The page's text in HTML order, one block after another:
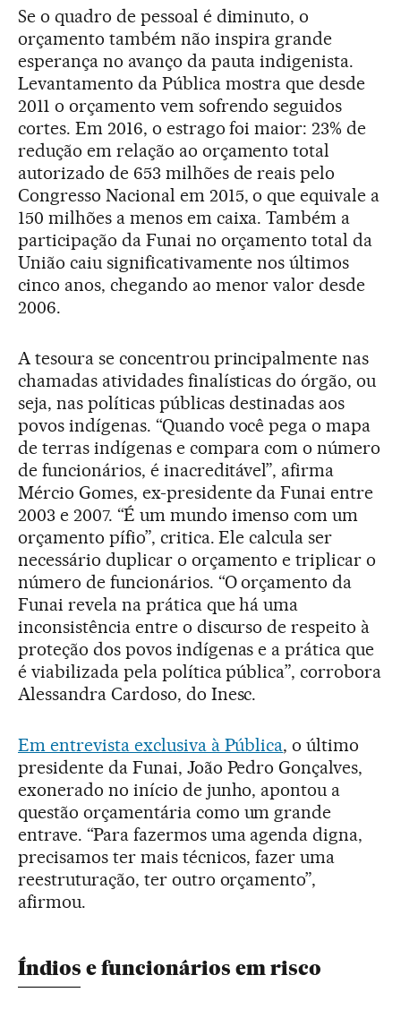
Se o quadro de pessoal é diminuto, o
orçamento também não inspira grande
esperança no avanço da pauta indigenista.
Levantamento da Pública mostra que desde
2011 o orçamento vem sofrendo seguidos
cortes. Em 2016, o estrago foi maior: 23% de
redução em relação ao orçamento total
autorizado de 653 milhões de reais pelo
Congresso Nacional em 2015, o que equivale a
150 milhões a menos em caixa. Também a
participação da Funai no orçamento total da
União caiu significativamente nos últimos
cinco anos, chegando ao menor valor desde
2006.
A tesoura se concentrou principalmente nas
chamadas atividades finalísticas do órgão, ou
seja, nas políticas públicas destinadas aos
povos indígenas. “Quando você pega o mapa
de terras indígenas e compara com o número
de funcionários, é inacreditável”, afirma
Mércio Gomes, ex-presidente da Funai entre
2003 e 2007. “É um mundo imenso com um
orçamento pífio”, critica. Ele calcula ser
necessário duplicar o orçamento e triplicar o
número de funcionários. “O orçamento da
Funai revela na prática que há uma
inconsistência entre o discurso de respeito à
proteção dos povos indígenas e a prática que
é viabilizada pela política pública”, corrobora
Alessandra Cardoso, do Inesc.
Em entrevista exclusiva à Pública, o último
presidente da Funai, João Pedro Gonçalves,
exonerado no início de junho, apontou a
questão orçamentária como um grande
entrave. “Para fazermos uma agenda digna,
precisamos ter mais técnicos, fazer uma
reestruturação, ter outro orçamento”,
afirmou.
Índios e funcionários em risco